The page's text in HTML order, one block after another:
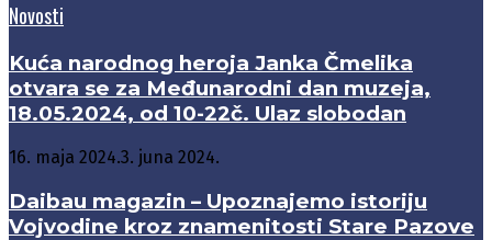
Novosti
Kuća narodnog heroja Janka Čmelika
otvara se za Međunarodni dan muzeja,
18.05.2024, od 10-22č. Ulaz slobodan
16. maja 2024.3. juna 2024.
Daibau magazin – Upoznajemo istoriju
Vojvodine kroz znamenitosti Stare Pazove